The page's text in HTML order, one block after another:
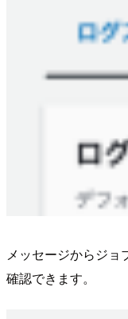
メッセージからジョ
確認できます。